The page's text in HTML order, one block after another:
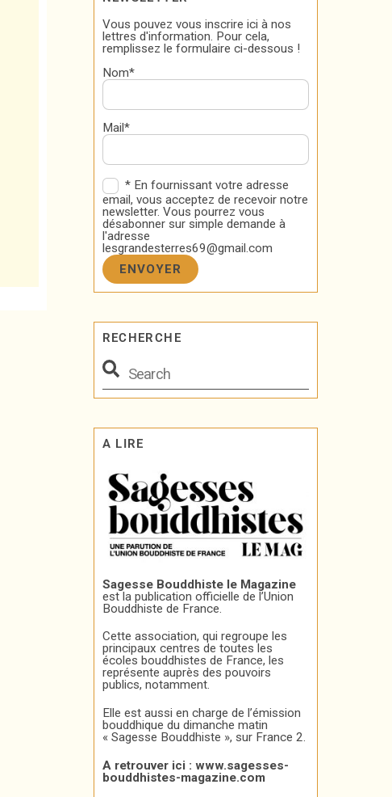
Vous pouvez vous inscrire ici à nos
lettres d'information. Pour cela,
remplissez le formulaire ci-dessous !
Nom*
Mail*
* En fournissant votre adresse
email, vous acceptez de recevoir notre
newsletter. Vous pourrez vous
désabonner sur simple demande à
l'adresse
lesgrandesterres69@gmail.com
RECHERCHE
A LIRE
Sagesse Bouddhiste le Magazine
est la publication officielle de l’Union
Bouddhiste de France.
Cette association, qui regroupe les
principaux centres de toutes les
écoles bouddhistes de France, les
représente auprès des pouvoirs
publics, notamment.
Elle est aussi en charge de l’émission
bouddhique du dimanche matin
« Sagesse Bouddhiste », sur France 2.
A retrouver ici : www.sagesses-
bouddhistes-magazine.com